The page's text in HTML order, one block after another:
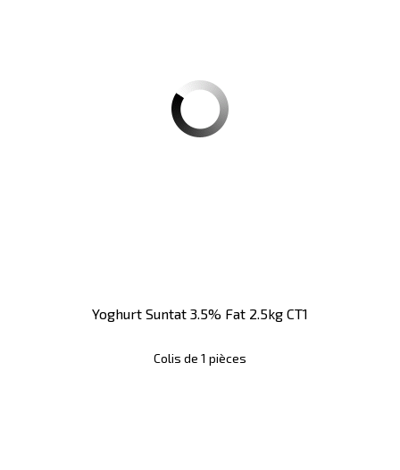
Yoghurt Suntat 3.5% Fat 2.5kg CT1
Colis de 1 pièces